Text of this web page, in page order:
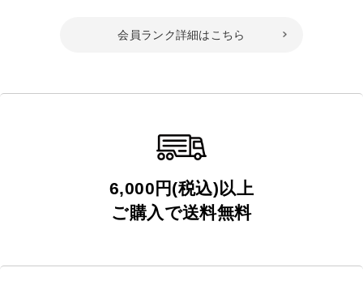
会員ランク詳細はこちら
6,000円(税込)以上
ご購入で送料無料